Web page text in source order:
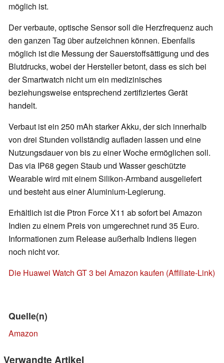
möglich ist.
Der verbaute, optische Sensor soll die Herzfrequenz auch
den ganzen Tag über aufzeichnen können. Ebenfalls
möglich ist die Messung der Sauerstoffsättigung und des
Blutdrucks, wobei der Hersteller betont, dass es sich bei
der Smartwatch nicht um ein medizinisches
beziehungsweise entsprechend zertifiziertes Gerät
handelt.
Verbaut ist ein 250 mAh starker Akku, der sich innerhalb
von drei Stunden vollständig aufladen lassen und eine
Nutzungsdauer von bis zu einer Woche ermöglichen soll.
Das via IP68 gegen Staub und Wasser geschützte
Wearable wird mit einem Silikon-Armband ausgeliefert
und besteht aus einer Aluminium-Legierung.
Erhältlich ist die Ptron Force X11 ab sofort bei Amazon
Indien zu einem Preis von umgerechnet rund 35 Euro.
Informationen zum Release außerhalb Indiens liegen
noch nicht vor.
Die Huawei Watch GT 3 bei Amazon kaufen (Affiliate-Link)
Quelle(n)
Amazon
Verwandte Artikel